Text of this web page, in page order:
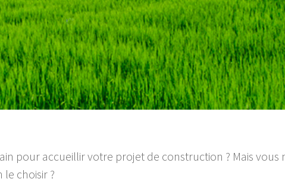
pour accueillir votre projet de construction ? Mais vous
choisir ?